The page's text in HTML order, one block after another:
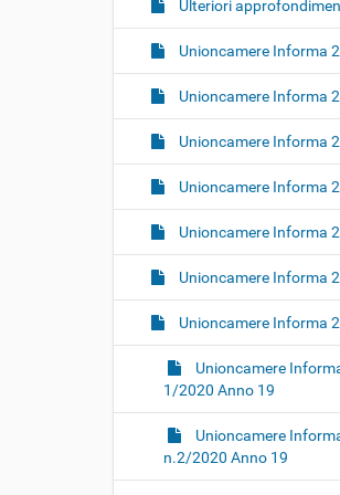
o
Ulteriori
Unioncamere Informa
Unioncamere Informa
Unioncamere Informa
Unioncamere Informa
Unioncamere Informa
Unioncamere Informa
Unioncamere Informa
Unioncamere
1/2020 Anno 19
Unioncamere
n.2/2020 Anno 19